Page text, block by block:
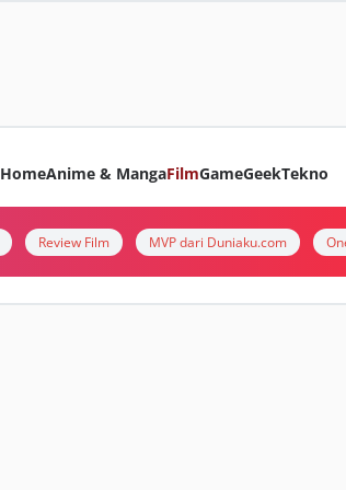
HomeAnime & MangaFilmGameGeekTekno
Review Film MVP dari Duniaku.com